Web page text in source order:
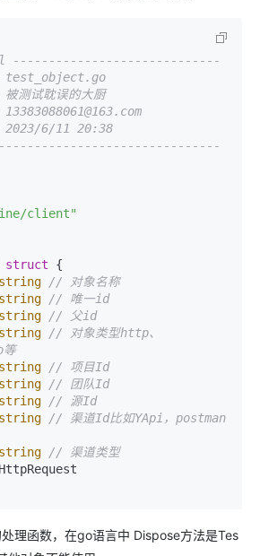
-----------------------------
试耽误的大厨
6/11 20:38
client"
struct {
string
// 对象名称
string
// 唯一id
string
// 父id
string
// 对象类型http、
等
string
// 项目Id
string
// 团队Id
string
// 源Id
string
// 渠道Id比如YApi，postman
string
// 渠道类型
理函数，在go语言中 Dispose方法是Tes